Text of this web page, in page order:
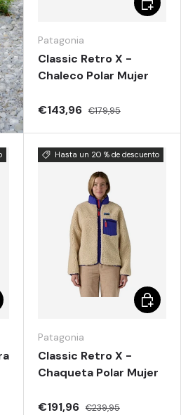
Patagonia
Classic Retro X -
Chaleco Polar Mujer
€143,96 €179,95
opciones
Hasta un 20 % de descuento
Patagonia
Classic Retro X -
Chaqueta Polar Mujer
€191,96 €239,95
Elegir